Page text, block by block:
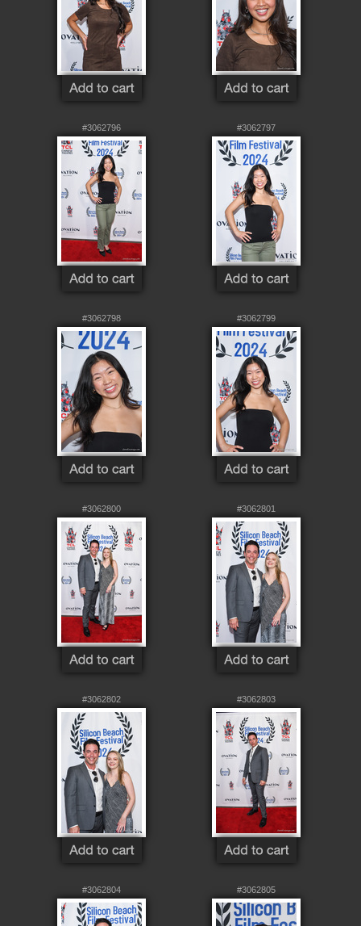
#3062796 #3062797
#3062798 #3062799
#3062800 #3062801
#3062802 #3062803
#3062804 #3062805